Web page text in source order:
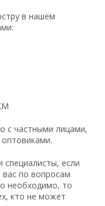
в нашем
с частными лицами,
если
по вопросам
необходимо, то
кто не может